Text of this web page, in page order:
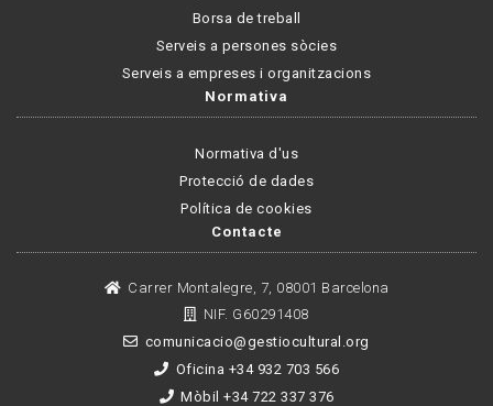
Borsa de treball
Serveis a persones sòcies
Serveis a empreses i organitzacions
Normativa
Normativa d'us
Protecció de dades
Política de cookies
Contacte
Carrer Montalegre, 7, 08001 Barcelona
NIF. G60291408
comunicacio@gestiocultural.org
Oficina +34 932 703 566
Mòbil +34 722 337 376